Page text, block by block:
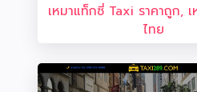
เหมาแท็กซี่ Taxi ราคาถูก,
ไทย